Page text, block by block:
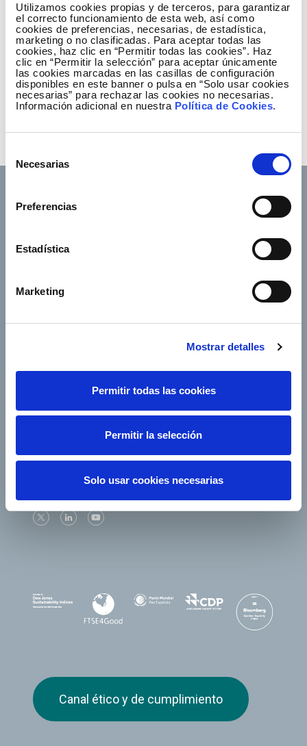
Utilizamos cookies propias y de terceros, para garantizar
el correcto funcionamiento de esta web, así como
cookies de preferencias, necesarias, de estadística,
marketing o no clasificadas. Para aceptar todas las
cookies, haz clic en “Permitir todas las cookies”. Haz
clic en “Permitir la selección” para aceptar únicamente
las cookies marcadas en las casillas de configuración
disponibles en este banner o pulsa en “Solo usar cookies
necesarias” para rechazar las cookies no necesarias.
Información adicional en nuestra Política de Cookies.
de Necesarias
Preferencias
Estadística
Marketing
Mostrar detalles
Permitir todas las cookies
Permitir la selección
Solo usar cookies necesarias
Footer TOP
Conócenos
Accionistas e inversores
Gobierno corporativo
Empresas del grupo
Canal ético y de cumplimiento